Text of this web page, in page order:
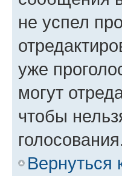
не успел
уже
могут
чтобы
Вернуться